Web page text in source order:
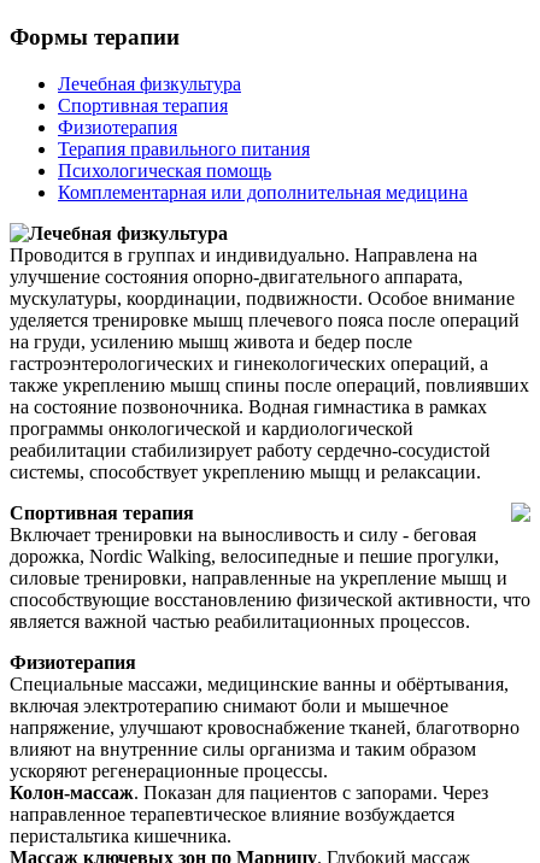
Формы терапии
Лечебная физкультура
Спортивная терапия
Физиотерапия
Терапия правильного питания
Психологическая помощь
Комплементарная или дополнительная медицина
Лечебная физкультура
Проводится в группах и индивидуально. Направлена на
улучшение состояния опорно-двигательного аппарата,
мускулатуры, координации, подвижности. Особое внимание
уделяется тренировке мышц плечевого пояса после операций
на груди, усилению мышц живота и бедер после
гастроэнтерологических и гинекологических операций, а
также укреплению мышц спины после операций, повлиявших
на состояние позвоночника. Водная гимнастика в рамках
программы онкологической и кардиологической
реабилитации стабилизирует работу сердечно-сосудистой
системы, способствует укреплению мыщц и релаксации.
Спортивная терапия
Включает тренировки на выносливость и силу - беговая
дорожка, Nordic Walking, велосипедные и пешие прогулки,
силовые тренировки, направленные на укрепление мышц и
способствующие восстановлению физической активности, что
является важной частью реабилитационных процессов.
Физиотерапия
Специальные массажи, медицинские ванны и обёртывания,
включая электротерапию снимают боли и мышечное
напряжение, улучшают кровоснабжение тканей, благотворно
влияют на внутренние силы организма и таким образом
ускоряют регенерационные процессы.
Колон-массаж. Показан для пациентов с запорами. Через
направленное терапевтическое влияние возбуждается
перистальтика кишечника.
Массаж ключевых зон по Марницу. Глубокий массаж